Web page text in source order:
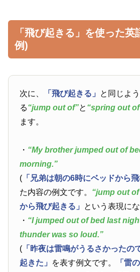
「飛び起きる」を使った英
例)
次に、 「飛び起きる」 と同じよ
る“jump out of”と “spring out
ます。
・ “My brother jumped out of
morning.”
( 「兄弟は朝の6時にベッドから飛
た内容の例文です。 “jump out
から飛び起きる」 という表現に
・ “I jumped out of bed last
thunder was so loud.”
( 「昨夜は雷鳴がうるさかったの
起きた」 を表す例文です。 「雷